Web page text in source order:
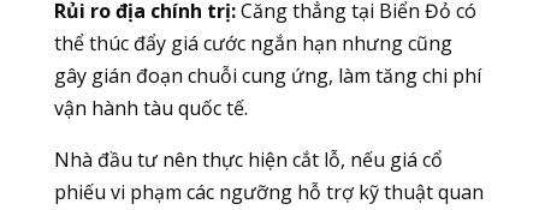
Rủi ro địa chính trị:Căng thẳng tại Biển Đỏ có
thể thúc đẩy giá cước ngắn hạn nhưng cũng
gây gián đoạn chuỗi cung ứng, làm tăng chi phí
vận hành tàu quốc tế.
Nhà đầu tư nên thực hiện cắt lỗ, nếu giá cổ
phiếu vi phạm các ngưỡng hỗ trợ kỹ thuật quan